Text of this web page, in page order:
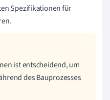
Spezifikationen für
ist entscheidend, um
des Bauprozesses